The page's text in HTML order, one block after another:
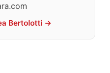
Bertolotti →